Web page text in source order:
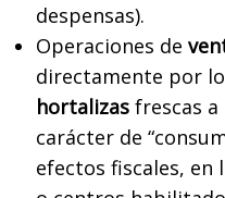
despensas).
Operaciones de
directamente por
hortalizas frescas
carácter de
efectos fiscales, en